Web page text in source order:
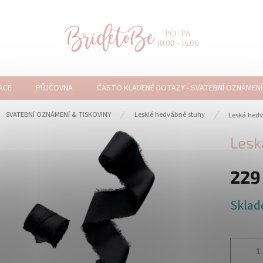
PŮJČOVNA ČASTO KLADENÉ DOTAZY - SVATEBNÍ OZNÁMENÍ
SVATEBNÍ OZNÁMENÍ & TISKOVINY Lesklé hedvábné stuhy Leská
cena: